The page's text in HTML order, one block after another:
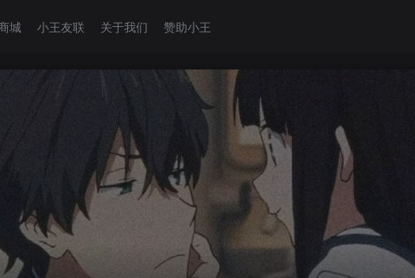
城 小王友联 关于我们 赞助小王